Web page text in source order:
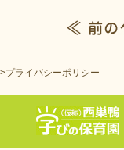
>プライバシーポリシー